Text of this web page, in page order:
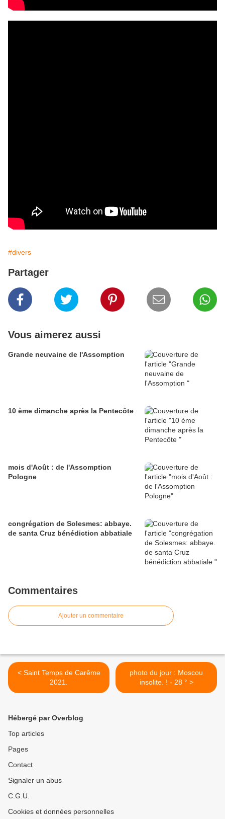
#divers
Partager
Vous aimerez aussi
Grande neuvaine de l'Assomption
10 ème dimanche après la Pentecôte
mois d'Août : de l'Assomption
Pologne
congrégation de Solesmes: abbaye.
de santa Cruz bénédiction abbatiale
Commentaires
Ajouter un commentaire
< Saint Temps de Carême
2021.
photo du jour : Moscou
insolite. ! - 28 ° >
Hébergé par Overblog
Top articles
Pages
Contact
Signaler un abus
C.G.U.
Cookies et données personnelles